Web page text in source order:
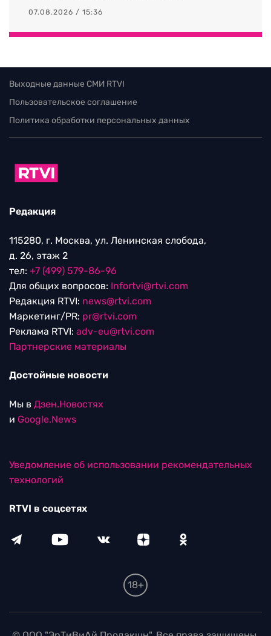
07.08.2026 / 15:36
Выходные данные СМИ RTVI
Пользовательское соглашение
Политика обработки персональных данных
Редакция
115280, г. Москва, ул. Ленинская слобода,
д. 26, этаж 2
тел: +7 (499) 579-86-96
Для общих вопросов: Infortvi@rtvi.com
Редакция RTVI: news@rtvi.com
Маркетинг/PR: pr@rtvi.com
Реклама RTVI: adv-eu@rtvi.com
Партнерские материалы
Достойные новости
Мы в Дзен.Новостях
и Google.News
Уведомление об использовании рекомендательных
технологий
RTVI в соцсетях
18+